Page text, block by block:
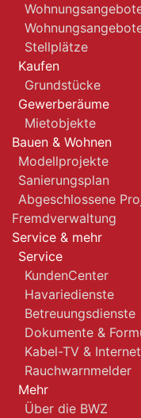
Stellplätze
Kaufen
Grundstücke
Gewerberäume
Mietobjekte
Bauen & Wohnen
Modellprojekte
Sanierungsplan
Abgeschlossene
Fremdverwaltung
Service & mehr
Service
KundenCenter
Havariedienste
Betreuungsdienste
Dokumente &
Kabel-TV & Internet
Rauchwarnmelder
Mehr
Über die BWZ